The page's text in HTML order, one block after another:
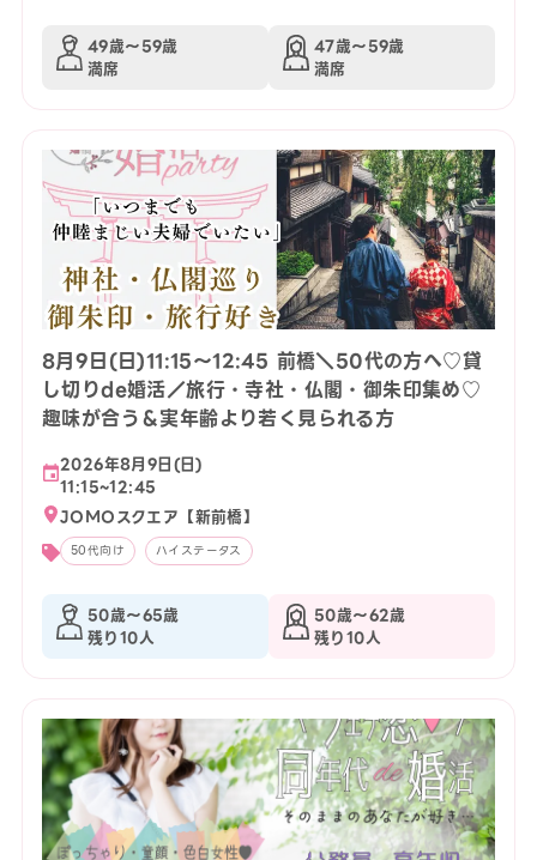
49歳〜59歳
満席
47歳〜59歳
満席
8月9日(日)11:15〜12:45 前橋＼50代の方へ♡貸
し切りde婚活／旅行・寺社・仏閣・御朱印集め♡
趣味が合う＆実年齢より若く見られる方
2026年8月9日(日)
11:15~12:45
JOMOスクエア【新前橋】
50代向け ハイステータス
50歳〜65歳
残り10人
50歳〜62歳
残り10人